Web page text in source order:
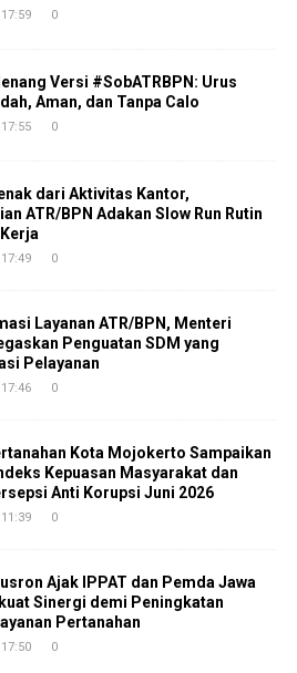
0
Versi #SobATRBPN: Urus
Aman, dan Tanpa Calo
0
dari Aktivitas Kantor,
ATR/BPN Adakan Slow Run Rutin
0
Layanan ATR/BPN, Menteri
Penguatan SDM yang
Pelayanan
0
Kota Mojokerto Sampaikan
Kepuasan Masyarakat dan
Anti Korupsi Juni 2026
0
Ajak IPPAT dan Pemda Jawa
Sinergi demi Peningkatan
Pertanahan
0